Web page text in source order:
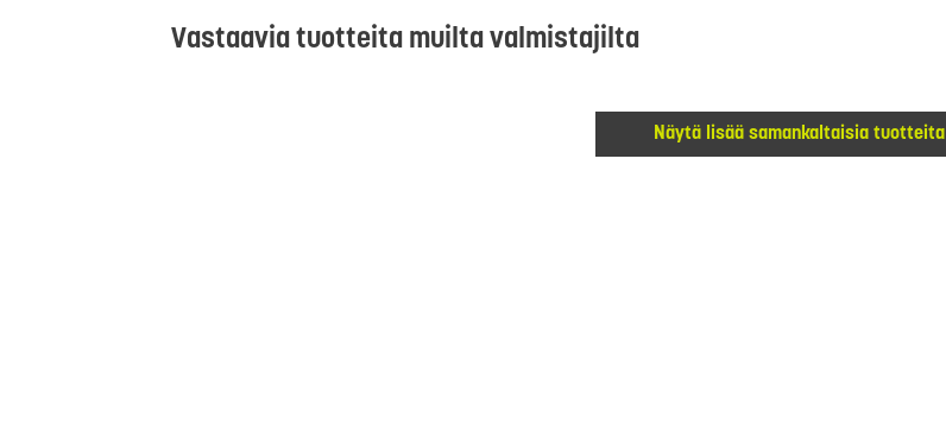
Vastaavia tuotteita muilta valmistajilta
Näytä lisää samankaltaisia tuotteita